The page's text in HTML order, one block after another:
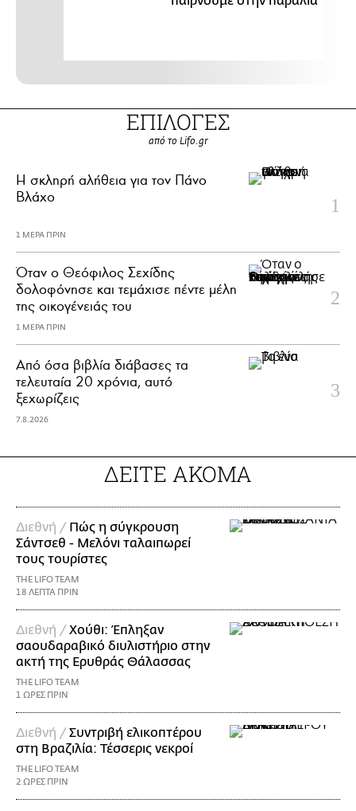
ΕΠΙΛΟΓΕΣ
από το Lifo.gr
H σκληρή αλήθεια για τον Πάνο
Βλάχο
1 ΜΕΡΑ ΠΡΙΝ
Όταν ο Θεόφιλος Σεχίδης
δολοφόνησε και τεμάχισε πέντε μέλη
της οικογένειάς του
1 ΜΕΡΑ ΠΡΙΝ
Από όσα βιβλία διάβασες τα
τελευταία 20 χρόνια, αυτό
ξεχωρίζεις
7.8.2026
ΔΕΙΤΕ ΑΚΟΜΑ
Διεθνή / Πώς η σύγκρουση
Σάντσεθ - Μελόνι ταλαιπωρεί
τους τουρίστες
THE LIFO TEAM
18 ΛΕΠΤΑ ΠΡΙΝ
Διεθνή /Χούθι: Έπληξαν
σαουδαραβικό διυλιστήριο στην
ακτή της Ερυθράς Θάλασσας
THE LIFO TEAM
1 ΩΡΕΣ ΠΡΙΝ
Διεθνή /Συντριβή ελικοπτέρου
στη Βραζιλία: Τέσσερις νεκροί
THE LIFO TEAM
2 ΩΡΕΣ ΠΡΙΝ